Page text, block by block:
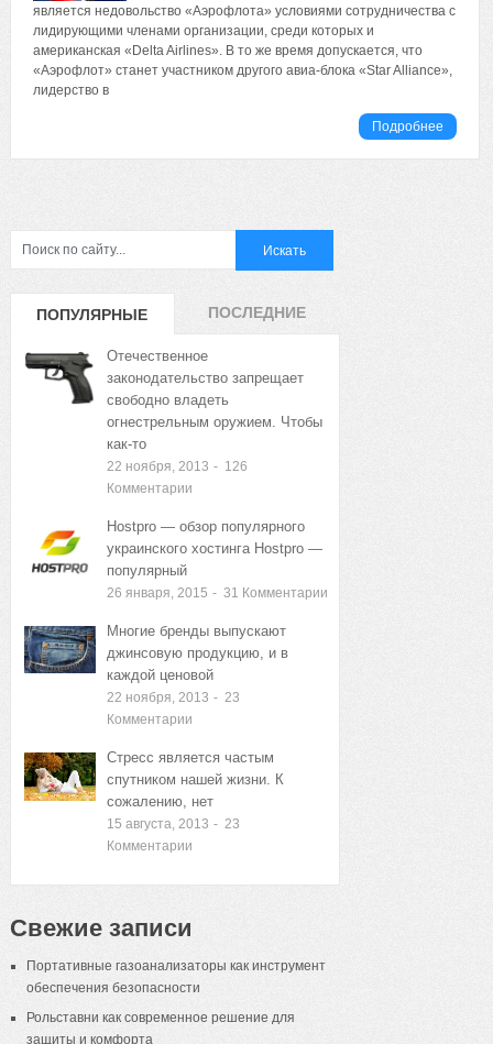
является недовольство «Аэрофлота» условиями сотрудничества с
лидирующими членами организации, среди которых и
американская «Delta Airlines». В то же время допускается, что
«Аэрофлот» станет участником другого авиа-блока «Star Alliance»,
лидерство в
Подробнее
ПОПУЛЯРНЫЕ
ЗАПИСИ
ПОСЛЕДНИЕ
Отечественное
законодательство запрещает
свободно владеть
огнестрельным оружием. Чтобы
как-то
22 ноября, 2013 - 126
Комментарии
Hostpro — обзор популярного
украинского хостинга Hostpro —
популярный
26 января, 2015 - 31 Комментарии
Многие бренды выпускают
джинсовую продукцию, и в
каждой ценовой
22 ноября, 2013 - 23
Комментарии
Стресс является частым
спутником нашей жизни. К
сожалению, нет
15 августа, 2013 - 23
Комментарии
Свежие записи
Портативные газоанализаторы как инструмент
обеспечения безопасности
Рольставни как современное решение для
защиты и комфорта